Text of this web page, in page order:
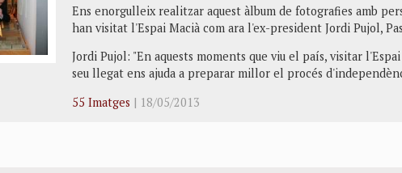
Ens enorgulleix realitzar aquest àlbum de fotografies amb
han visitat l'Espai Macià com ara l'ex-president Jordi Pujol,
Jordi Pujol: "En aquests moments que viu el país, visitar
seu llegat ens ajuda a preparar millor el procés
55 Imatges | 18/05/2013